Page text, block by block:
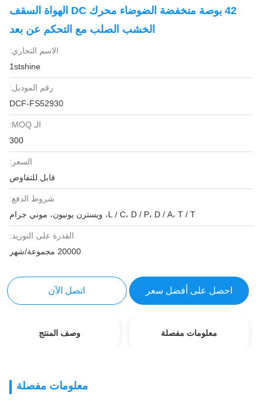
42 بوصة منخفضة الضوضاء محرك DC الهواة السقف
الخشب الصلب مع التحكم عن بعد
الاسم التجاري:
1stshine
رقم الموديل:
DCF-FS52930
الـ MOQ:
300
السعر:
قابل للتفاوض
شروط الدفع:
L / C، D / P، D / A، T / T، ويسترن يونيون، موني جرام
القدرة على التوريد:
20000 مجموعة/شهر
احصل على أفضل سعر اتصل الآن
معلومات مفصلة وصف المنتج
معلومات مفصلة